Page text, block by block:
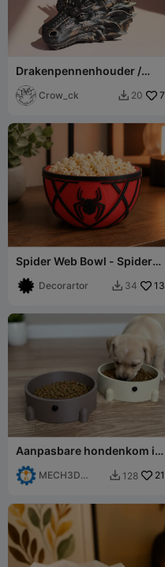
Drakenpennenhouder /
Plantenbak / Opbergbak
Crow_ck  20 7
Spider Web Bowl - Spider-
Decorartor  34 13
Aanpasbare hondenkom in
puppyvorm
MECH3D
 128 21